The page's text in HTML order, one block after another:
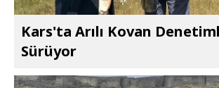
Kars'ta Arılı Kovan
Sürüyor